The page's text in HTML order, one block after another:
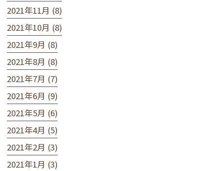
2021年11月 (8)
2021年10月 (8)
2021年9月 (8)
2021年8月 (8)
2021年7月 (7)
2021年6月 (9)
2021年5月 (6)
2021年4月 (5)
2021年2月 (3)
2021年1月 (3)